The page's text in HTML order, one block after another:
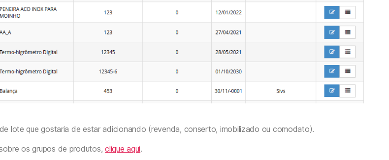
lote que gostaria de estar adicionando (revenda, conserto, imobilizado ou comodato).
os grupos de produtos,clique aqui.